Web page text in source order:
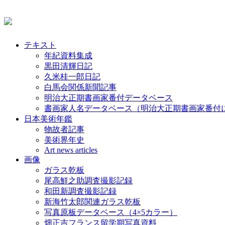
テキスト
年紀資料集成
黒田清輝日記
久米桂一郎日記
白馬会関係新聞記事
明治大正期書画家番付データベース
書画家人名データベース（明治大正期書画家番付
日本美術年鑑
物故者記事
美術界年史
Art news articles
画像
ガラス乾板
尾高鮮之助調査撮影記録
和田新調査撮影記録
新海竹太郎関連ガラス乾板
写真原板データベース（4×5カラー）
畑正吉フランス留学期写真資料